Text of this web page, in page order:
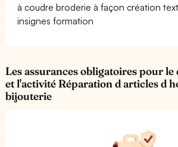
à coudre broderie à façon création
insignes formation
Les assurances obligatoires pour le
et l'activité Réparation d articles d
bijouterie